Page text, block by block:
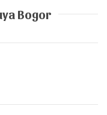
Bogor